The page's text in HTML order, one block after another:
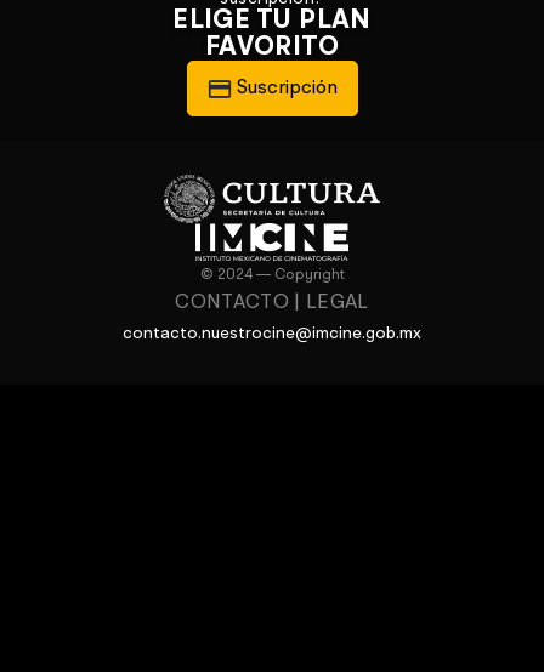
ELIGE TU PLAN
FAVORITO
Suscripción
© 2024 — Copyright
CONTACTO LEGAL
contacto.nuestrocine@imcine.gob.mx